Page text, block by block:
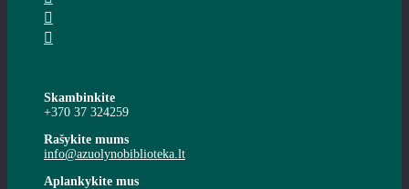
Skambinkite
+370 37 324259
Rašykite mums
info@azuolynobiblioteka.lt
Aplankykite mus